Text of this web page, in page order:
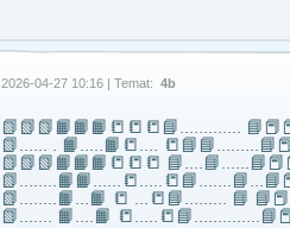
2026-04-27 10:16 | Temat: 4b
📗📗📗📙📙📙📒📒📒📘……..…..
📗...... . 📙…..📙📒….
📗📗📗📙📙📙📒📒📒
📗……..📙…📙 📒 …📒📘……... 📘
📗……. 📙….📙